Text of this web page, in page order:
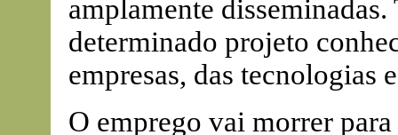
amplamente
determinado projeto
empresas, das tecnologias
O emprego vai morrer